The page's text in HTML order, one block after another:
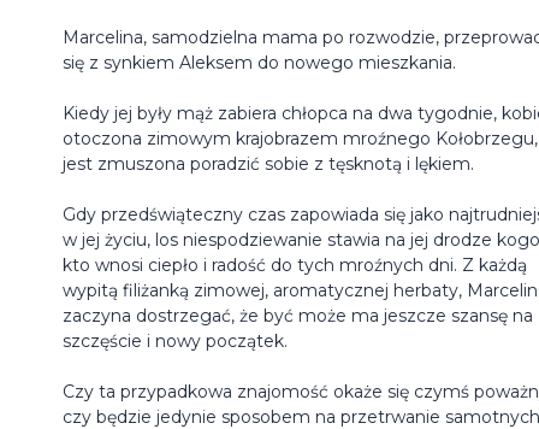
Marcelina, samodzielna mama po rozwodzie,
się z synkiem Aleksem do nowego mieszkania.
Kiedy jej były mąż zabiera chłopca na dwa tygodnie,
otoczona zimowym krajobrazem mroźnego Kołobrzegu,
jest zmuszona poradzić sobie z tęsknotą i lękiem.
Gdy przedświąteczny czas zapowiada się jako
w jej życiu, los niespodziewanie stawia na jej drodze
kto wnosi ciepło i radość do tych mroźnych dni. Z każdą
wypitą filiżanką zimowej, aromatycznej herbaty,
zaczyna dostrzegać, że być może ma jeszcze szansę na
szczęście i nowy początek.
Czy ta przypadkowa znajomość okaże się czymś
czy będzie jedynie sposobem na przetrwanie samotnych